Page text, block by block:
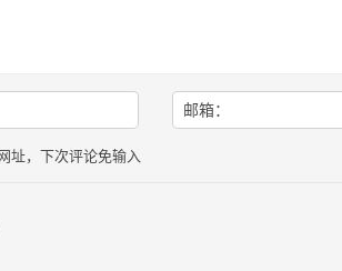
邮箱：
址，下次评论免输入